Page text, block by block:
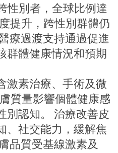
性別者，全球比例達
提升，跨性別群體仍
療過渡支持通過促進
群體健康情況和預期
激素治療、手術及微
質量影響個體健康感
別認知。 治療改善皮
、社交能力，緩解焦
品質受基線激素及